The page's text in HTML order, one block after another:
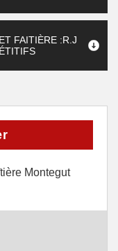
FAITIÈRE :R.J
Montegut